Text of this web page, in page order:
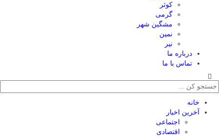
کوثر
گرمی
مشگین شهر
نمین
نیر
درباره ما
تماس با ما
خانه
آخرین اخبار
اجتماعی
اقتصادی